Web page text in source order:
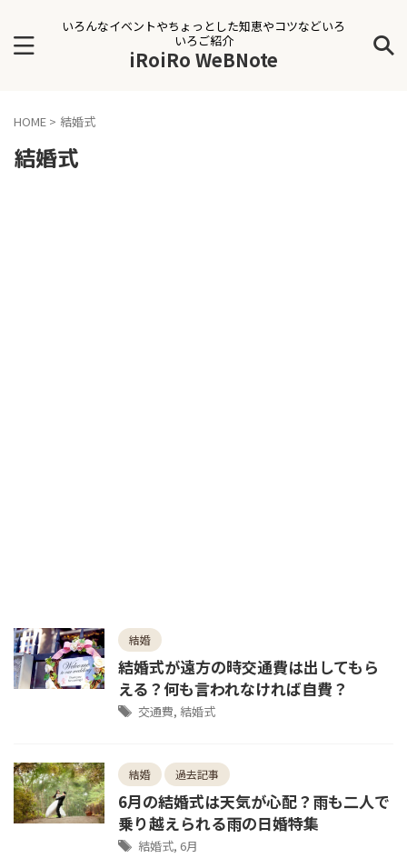
いろんなイベントやちょっとした知恵やコツなどいろ
いろご紹介
iRoiRo WeBNote
HOME > 結婚式
結婚式
結婚
結婚式が遠方の時交通費は出してもら
える？何も言われなければ自費？
交通費, 結婚式
結婚 過去記事
6月の結婚式は天気が心配？雨も二人で
乗り越えられる雨の日婚特集
結婚式, 6月